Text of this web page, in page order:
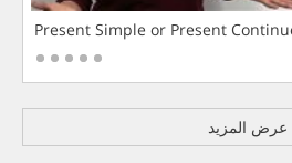
Present Simple or Present
عرض المزيد